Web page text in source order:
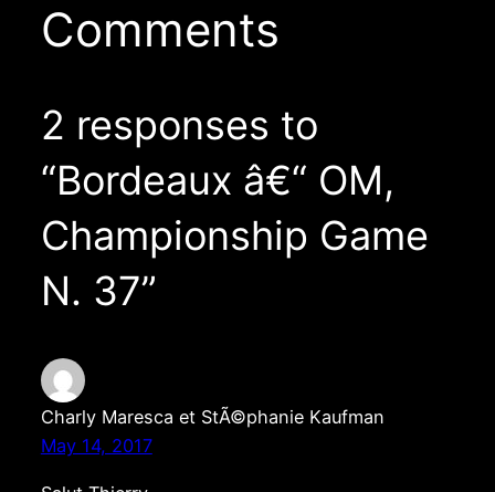
Comments
2 responses to
“Bordeaux â€“ OM,
Championship Game
N. 37”
Charly Maresca et StÃ©phanie Kaufman
May 14, 2017